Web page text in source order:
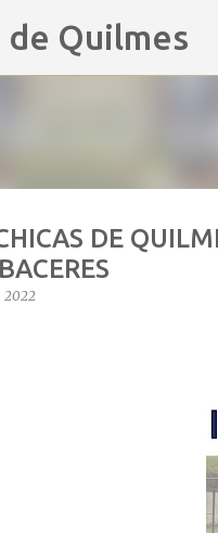
Quilmes
DE
2022